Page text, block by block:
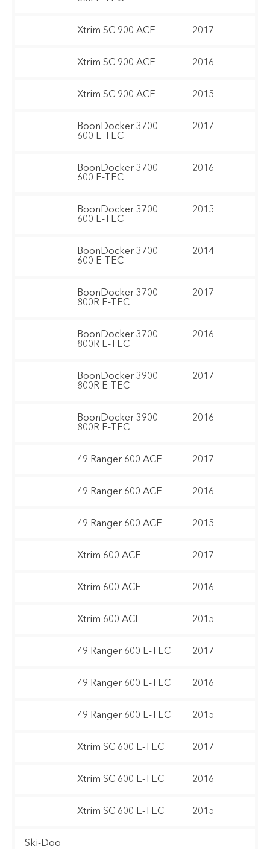
Xtrim SC 900 ACE 2017
Xtrim SC 900 ACE 2016
Xtrim SC 900 ACE 2015
BoonDocker 3700
600 E-TEC
2017
BoonDocker 3700
600 E-TEC
2016
BoonDocker 3700
600 E-TEC
2015
BoonDocker 3700
600 E-TEC
2014
BoonDocker 3700
800R E-TEC
2017
BoonDocker 3700
800R E-TEC
2016
BoonDocker 3900
800R E-TEC
2017
BoonDocker 3900
800R E-TEC
2016
49 Ranger 600 ACE 2017
49 Ranger 600 ACE 2016
49 Ranger 600 ACE 2015
Xtrim 600 ACE 2017
Xtrim 600 ACE 2016
Xtrim 600 ACE 2015
49 Ranger 600 E-TEC 2017
49 Ranger 600 E-TEC 2016
49 Ranger 600 E-TEC 2015
Xtrim SC 600 E-TEC 2017
Xtrim SC 600 E-TEC 2016
Xtrim SC 600 E-TEC 2015
Ski-Doo